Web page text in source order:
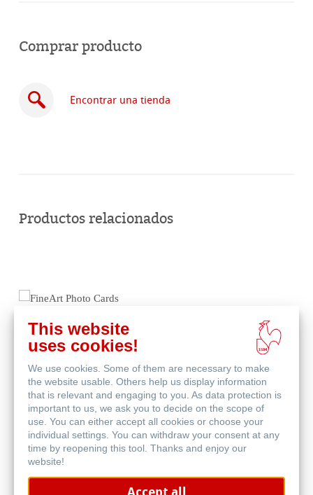
Comprar producto
Encontrar una tienda
línea
Productos relacionados
FineArt Photo Cards
This website
uses cookies!
We use cookies. Some of them are necessary to make
the website usable. Others help us display information
that is relevant and engaging to you. As data protection is
important to us, we ask you to decide on the scope of
use. You can either accept all cookies or choose your
individual settings. You can withdraw your consent at any
time by reopening this tool. Thanks and enjoy our
website!